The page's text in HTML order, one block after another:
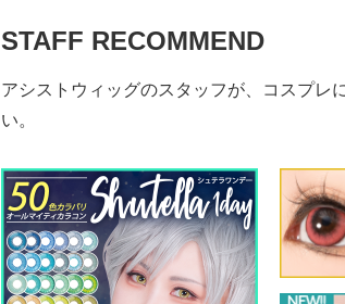
STAFF RECOMMEND
アシストウィッグのスタッフが、コスプレ
い。